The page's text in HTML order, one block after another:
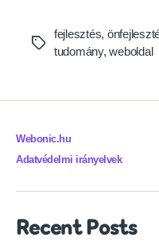
Tags
fejlesztés,
tudomány,weboldal
Webonic.hu
Adatvédelmi irányelvek
Recent Posts